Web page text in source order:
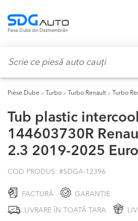
navigation
content
Piese Dube din Dezmembrări
Piese Dube » Turbo » Turbo Renault » Turbo
Tub plastic
144603730R
2.3 2019-2025
COD PRODUS: #SDGA-12396
FACTURĂ GARANȚIE
LIVRARE ÎN TOATĂ ȚARA